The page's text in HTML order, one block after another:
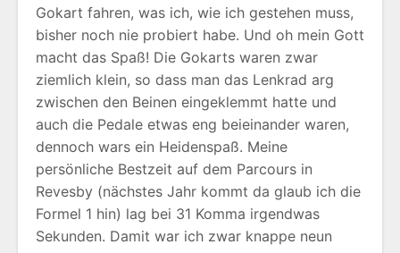
Gokart fahren, was ich, wie ich gestehen muss,
bisher noch nie probiert habe. Und oh mein Gott
macht das Spaß! Die Gokarts waren zwar
ziemlich klein, so dass man das Lenkrad arg
zwischen den Beinen eingeklemmt hatte und
auch die Pedale etwas eng beieinander waren,
dennoch wars ein Heidenspaß. Meine
persönliche Bestzeit auf dem Parcours in
Revesby (nächstes Jahr kommt da glaub ich die
Formel 1 hin) lag bei 31 Komma irgendwas
Sekunden. Damit war ich zwar knappe neun